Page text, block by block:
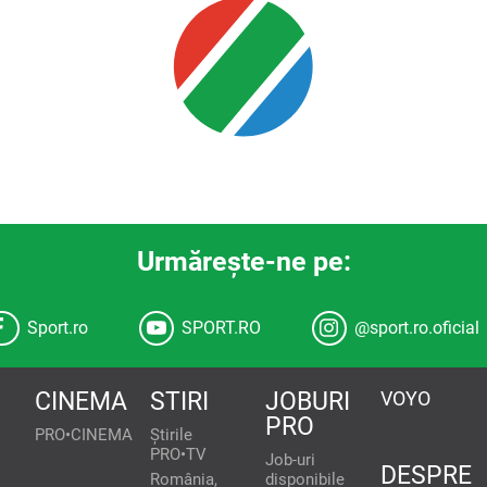
Urmăreşte-ne pe:
Sport.ro SPORT.RO @sport.ro.oficial
CINEMA
PRO•CINEMA
STIRI
Știrile
PRO•TV
România,
JOBURI
PRO
Job-uri
disponibile
VOYO
DESPRE